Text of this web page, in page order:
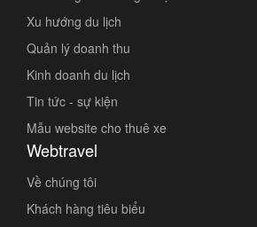
Xu hướng du lịch
Quản lý doanh thu
Kinh doanh du lịch
Tin tức - sự kiện
Mẫu website cho thuê xe
Webtravel
Về chúng tôi
Khách hàng tiêu biểu